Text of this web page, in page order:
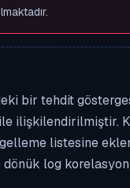
bir tehdit
ilişkilendirilmiştir.
listesine
dönük log